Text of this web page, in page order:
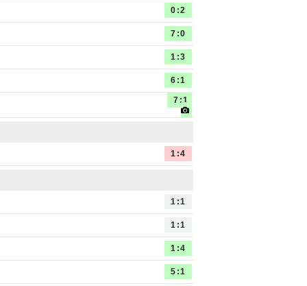
0:2
7:0
1:3
6:1
7:1
1:4
1:1
1:1
1:4
5:1